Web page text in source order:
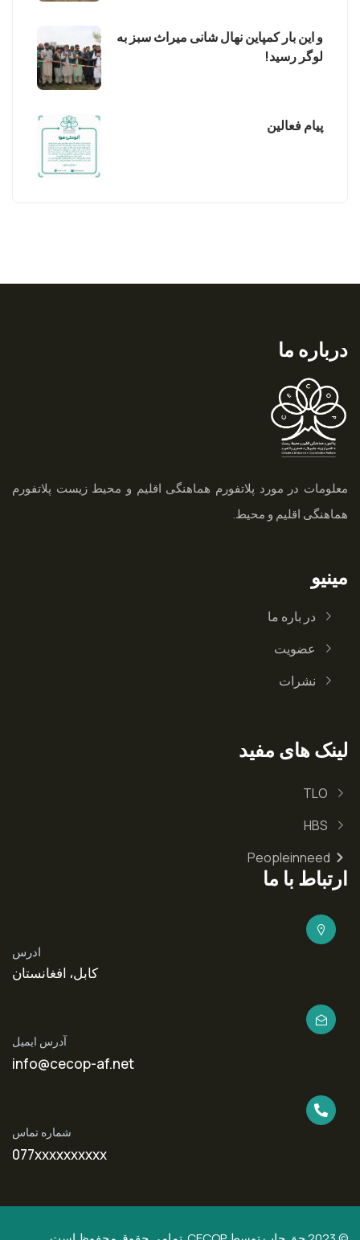
و این بار کمپاین نهال شانی میراث سبز به
لوگر رسید!
پیام فعالین
درباره ما
معلومات در مورد پلاتفورم هماهنگی اقلیم و محیط زیست پلاتفورم
هماهنگی اقلیم و محیط.
مینیو
در باره ما
عضویت
نشرات
لینک های مفید
TLO
HBS
Peopleinneed
ارتباط با ما
ادرس
کابل، افغانستان
آدرس ایمیل
info@cecop-af.net
شماره تماس
077xxxxxxxxxx